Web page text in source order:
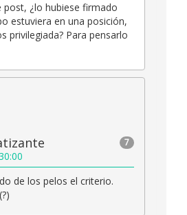
post, ¿lo hubiese firmado
estuviera en una posición,
privilegiada? Para pensarlo
7
de los pelos el criterio.